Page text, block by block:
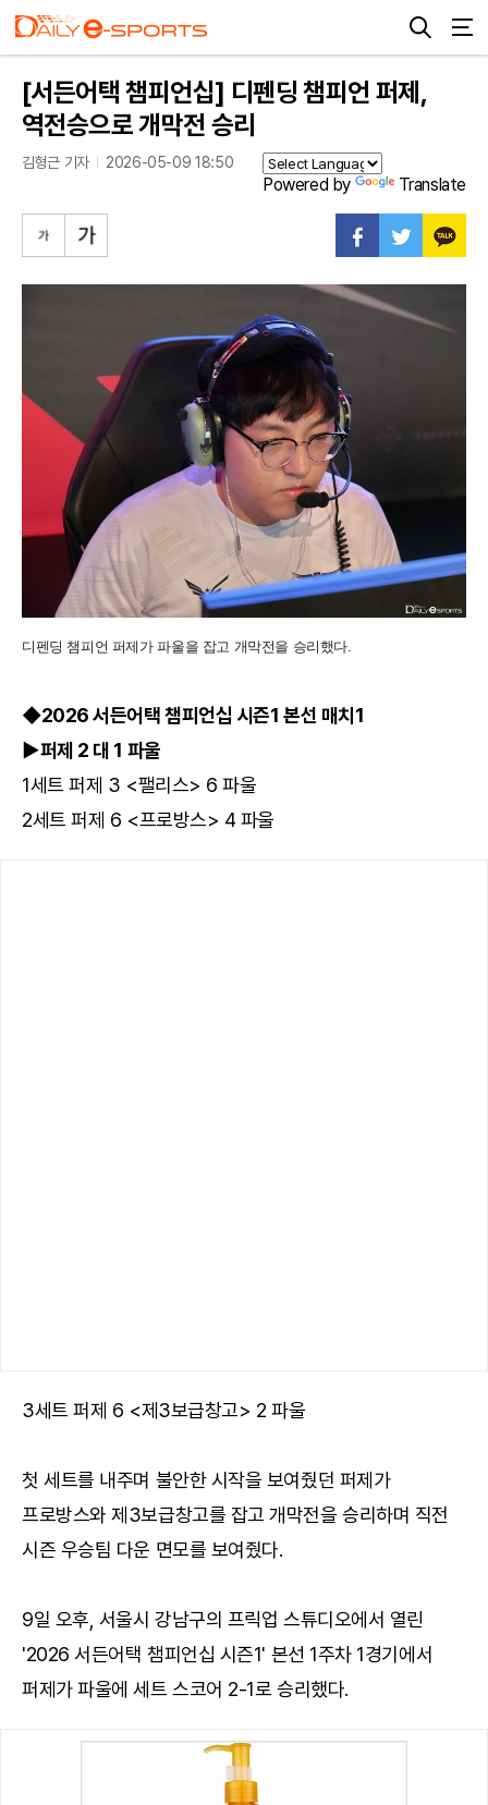
[서든어택 챔피언십] 디펜딩 챔피언 퍼제,
역전승으로 개막전 승리
김형근 기자 2026-05-09 18:50
Powered by Translate
디펜딩 챔피언 퍼제가 파울을 잡고 개막전을 승리했다.
◆2026 서든어택 챔피언십 시즌1 본선 매치1
▶퍼제 2 대 1 파울
1세트 퍼제 3 <팰리스> 6 파울
2세트 퍼제 6 <프로방스> 4 파울
3세트 퍼제 6 <제3보급창고> 2 파울
첫 세트를 내주며 불안한 시작을 보여줬던 퍼제가
프로방스와 제3보급창고를 잡고 개막전을 승리하며 직전
시즌 우승팀 다운 면모를 보여줬다.
9일 오후, 서울시 강남구의 프릭업 스튜디오에서 열린
'2026 서든어택 챔피언십 시즌1' 본선 1주차 1경기에서
퍼제가 파울에 세트 스코어 2-1로 승리했다.